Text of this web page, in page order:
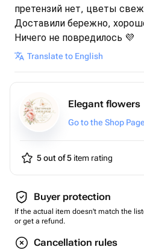
претензий нет, цветы
Доставили бережно,
Ничего не повредилось 💜
Translate to English
Elegant flowers
Go to the Shop Page
5 out of 5 item rating
Buyer protection
If the actual item doesn't match the
or get a refund.
Cancellation rules